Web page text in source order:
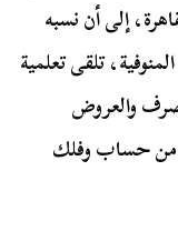
هـ بمدينة القاهرة، إلى أن نسبه
تلقى تعلمية
والعروض
من حساب وفلك